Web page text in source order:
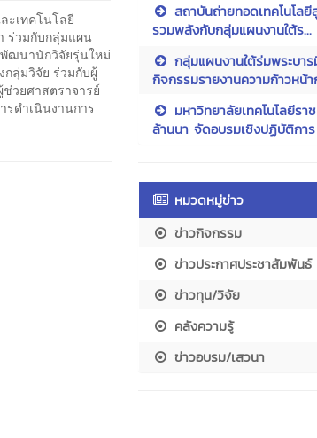
ะเทคโนโลยี
ร่วมกับกลุ่มแผน
ฒนานักวิจัยรุ่นใหม่
ลุ่มวิจัย ร่วมกับผู้
วยศาสตราจารย์
ดำเนินงานการ
สถาบันถ่ายทอดเทคโนโล
รวมพลังกับกลุ่มแผนงานใต้ร...
กลุ่มแผนงานใต้ร่มพระบา
กิจกรรมรายงานความก้าวหน้า
มหาวิทยาลัยเทคโนโลยีรา
ล้านนา จัดอบรมเชิงปฏิบัติการ
หมวดหมู่ข่าว
ข่าวกิจกรรม
ข่าวประกาศประชาสัมพันธ์
ข่าวทุน/วิจัย
คลังความรู้
ข่าวอบรม/เสวนา